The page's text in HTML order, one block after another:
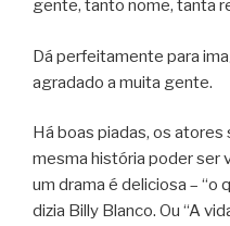
gente, tanto nome, tanta
Dá perfeitamente para
agradado a muita gente.
Há boas piadas, os atores
mesma história poder ser
um drama é deliciosa – “o
dizia Billy Blanco. Ou “A